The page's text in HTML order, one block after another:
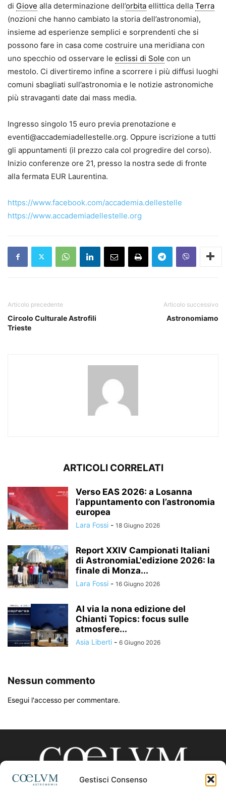
Gestisci Consenso
di Giove alla determinazione dell’orbita ellittica della Terra
(nozioni che hanno cambiato la storia dell’astronomia),
insieme ad esperienze semplici e sorprendenti che si
possono fare in casa come costruire una meridiana con
uno specchio od osservare le eclissi di Sole con un
mestolo. Ci divertiremo infine a scorrere i più diffusi luoghi
comuni sbagliati sull’astronomia e le notizie astronomiche
più stravaganti date dai mass media.
Ingresso singolo 15 euro previa prenotazione e
eventi@accademiadellestelle.org. Oppure iscrizione a tutti
gli appuntamenti (il prezzo cala col progredire del corso).
Inizio conferenze ore 21, presso la nostra sede di fronte
alla fermata EUR Laurentina.
https://www.facebook.com/accademia.dellestelle
https://www.accademiadellestelle.org
Articolo precedente
Circolo Culturale Astrofili
Trieste
Articolo successivo
Astronomiamo
ARTICOLI CORRELATI
Verso EAS 2026: a Losanna
l’appuntamento con l’astronomia
europea
Lara Fossi - 18 Giugno 2026
Report XXIV Campionati Italiani
di AstronomiaL'edizione 2026: la
finale di Monza...
Lara Fossi - 16 Giugno 2026
Al via la nona edizione del
Chianti Topics: focus sulle
atmosfere...
Asia Liberti - 6 Giugno 2026
Nessun commento
Esegui l'accesso per commentare.